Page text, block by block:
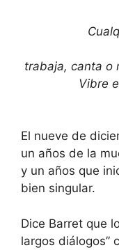
trabaja, canta o
Vibre
El nueve de
un años de la
y un años que
bien singular.
Dice Barret que
largos diálogos”